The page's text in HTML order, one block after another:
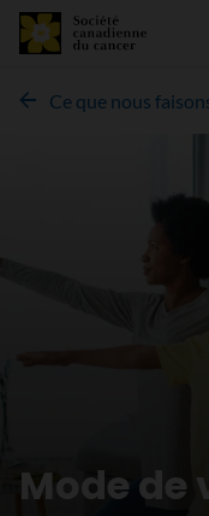
Ce que nous
Mode de